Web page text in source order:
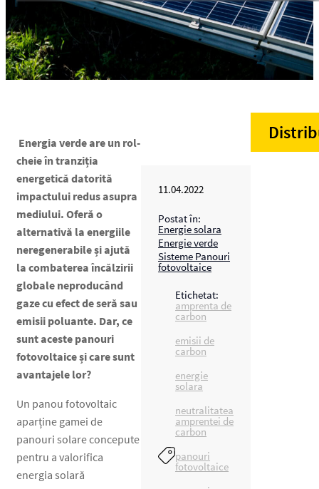
Energia verde are un rol-
cheie în tranziția
energetică datorită
impactului redus asupra
mediului. Oferă o
alternativă la energiile
neregenerabile și ajută
la combaterea încălzirii
globale neproducând
gaze cu efect de seră sau
emisii poluante. Dar, ce
sunt aceste panouri
fotovoltaice și care sunt
avantajele lor?
Un panou fotovoltaic
aparține gamei de
panouri solare concepute
pentru a valorifica
energia solară
11.04.2022
Postat în:
Energie solara
Energie verde
Sisteme Panouri
fotovoltaice
Etichetat:
amprenta de
carbon
emisii de
carbon
energie
solara
neutralitatea
amprentei de
carbon
panouri
fotovoltaice